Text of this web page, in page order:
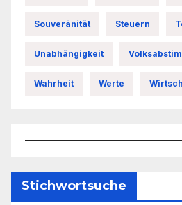
Souveränität Steuern
Unabhängigkeit
Wahrheit Werte
Stichwortsuche